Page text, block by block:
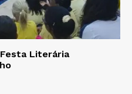
Festa Literária